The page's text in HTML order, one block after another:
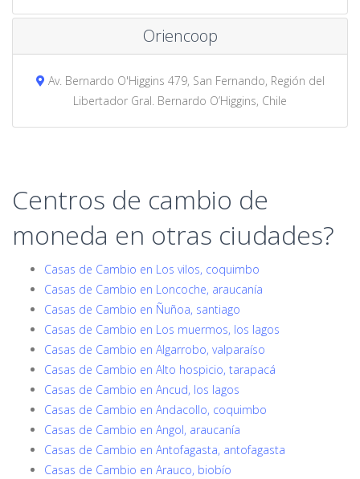
Oriencoop
Av. Bernardo O'Higgins 479, San Fernando, Región del
Libertador Gral. Bernardo O’Higgins, Chile
Centros de cambio de
moneda en otras ciudades?
Casas de Cambio en Los vilos, coquimbo
Casas de Cambio en Loncoche, araucanía
Casas de Cambio en Ñuñoa, santiago
Casas de Cambio en Los muermos, los lagos
Casas de Cambio en Algarrobo, valparaíso
Casas de Cambio en Alto hospicio, tarapacá
Casas de Cambio en Ancud, los lagos
Casas de Cambio en Andacollo, coquimbo
Casas de Cambio en Angol, araucanía
Casas de Cambio en Antofagasta, antofagasta
Casas de Cambio en Arauco, biobío